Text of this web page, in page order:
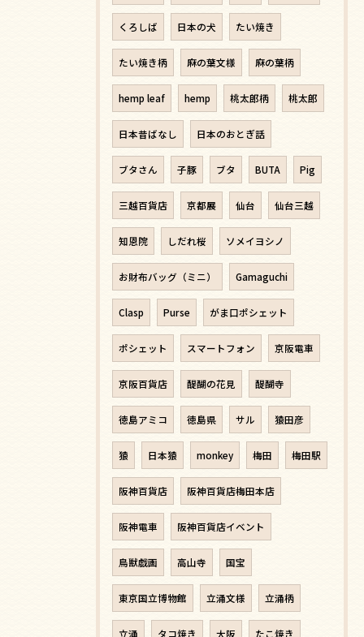
くろしば 日本の犬 たい焼き
たい焼き柄 麻の葉文様 麻の葉柄
hemp leaf hemp 桃太郎柄 桃太郎
日本昔ばなし 日本のおとぎ話
ブタさん 子豚 ブタ BUTA Pig
三越百貨店 京都展 仙台 仙台三越
知恩院 しだれ桜 ソメイヨシノ
お財布バッグ（ミニ） Gamaguchi
Clasp Purse がま口ポシェット
ポシェット スマートフォン 京阪電車
京阪百貨店 醍醐の花見 醍醐寺
徳島アミコ 徳島県 サル 猿田彦
猿 日本猿 monkey 梅田 梅田駅
阪神百貨店 阪神百貨店梅田本店
阪神電車 阪神百貨店イベント
鳥獣戯画 高山寺 国宝
東京国立博物館 立涌文様 立涌柄
立涌 タコ焼き 大阪 たこ焼き